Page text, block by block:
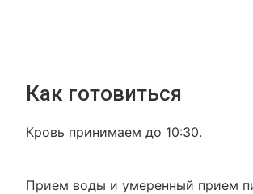
Как готовиться
Кровь принимаем до 10:30.
Прием воды и умеренный прием